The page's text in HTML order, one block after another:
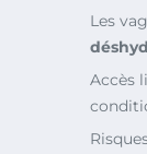
Les
Accès